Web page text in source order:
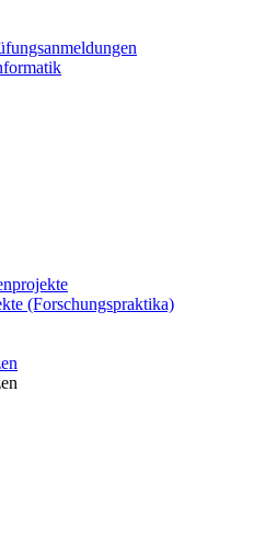
(Forschungspraktika)